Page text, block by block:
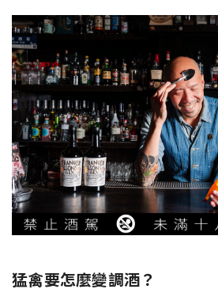
猛禽要怎麼變調酒？